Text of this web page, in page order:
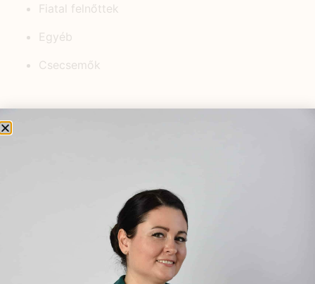
Fiatal felnőttek
Egyéb
Csecsemők
KEDVELT BEJEGYZÉSEK
Hogyan változtatta meg a
HerbClinic életútját a Cápák
között műsora?
2024.05.23.